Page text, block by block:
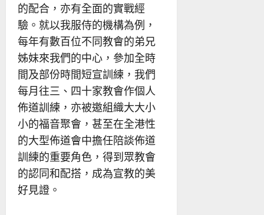
的配合，亦有全面的實戰經
驗。就以我服侍的機構為例，
每年有數百位不同教會的弟兄
姊妹來我們的中心，參加全時
間及部份時間短宣訓練，我們
每月往三、四十家教會作個人
佈道訓練，亦被邀組織大大小
小的福音聚會，甚至在全港性
的大型佈道會中擔任陪談佈道
訓練的重要角色，得到眾教會
的認同和配搭，成為宣教的美
好見證。